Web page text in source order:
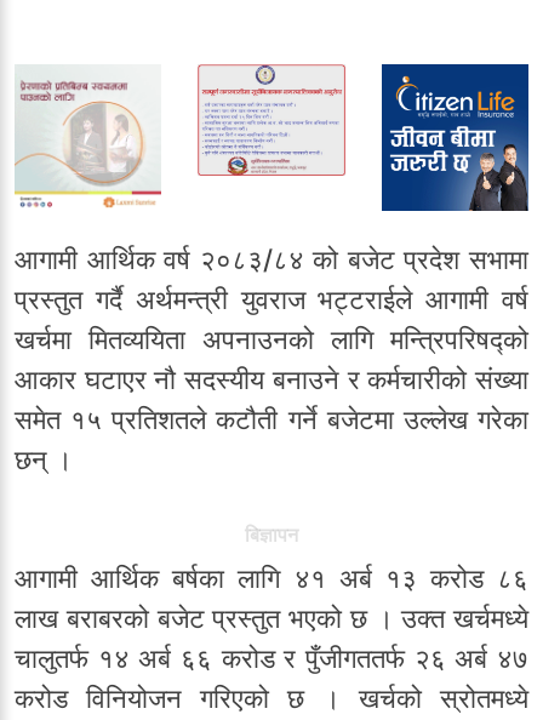
आगामी आर्थिक वर्ष २०८३/८४ को बजेट प्रदेश सभामा
प्रस्तुत गर्दै अर्थमन्त्री युवराज भट्टराईले आगामी वर्ष
खर्चमा मितव्ययिता अपनाउनको लागि मन्त्रिपरिषद्को
आकार घटाएर नौ सदस्यीय बनाउने र कर्मचारीको संख्या
समेत १५ प्रतिशतले कटौती गर्ने बजेटमा उल्लेख गरेका
छन् ।
बिज्ञापन
आगामी आर्थिक बर्षका लागि ४१ अर्ब १३ करोड ८६
लाख बराबरको बजेट प्रस्तुत भएको छ । उक्त खर्चमध्ये
चालुतर्फ‍‍‍ १४ अर्ब ६६ करोड र पुँजीगततर्फ २६ अर्ब ४७
करोड विनियोजन गरिएको छ । खर्चको स्रोतमध्ये